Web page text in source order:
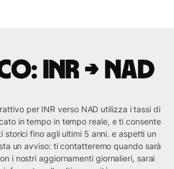
INR → NAD
per INR verso NAD utilizza i tassi di
in tempo in tempo reale, e ti consente
storici fino agli ultimi 5 anni. e aspetti un
un avviso: ti contatteremo quando sarà
i nostri aggiornamenti giornalieri, sarai